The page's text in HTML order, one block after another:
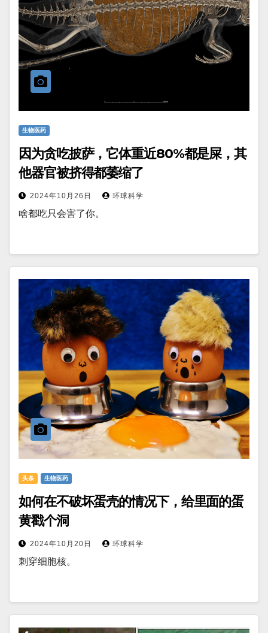
生物医药
因为贪吃披萨，它体重近80%都是屎，其
他器官被挤得都萎缩了
2024年10月26日 环球科学
啥都吃只会害了你。
头条 生物医药
如何在不破坏蛋壳的情况下，给里面的蛋
黄戳个洞
2024年10月20日 环球科学
刺穿细胞核。